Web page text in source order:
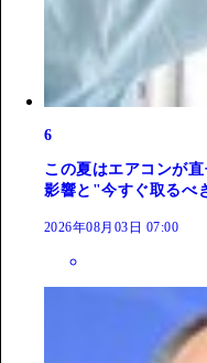
6
この夏はエアコンが
影響と"今すぐ取るべ
2026年08月03日 07:00